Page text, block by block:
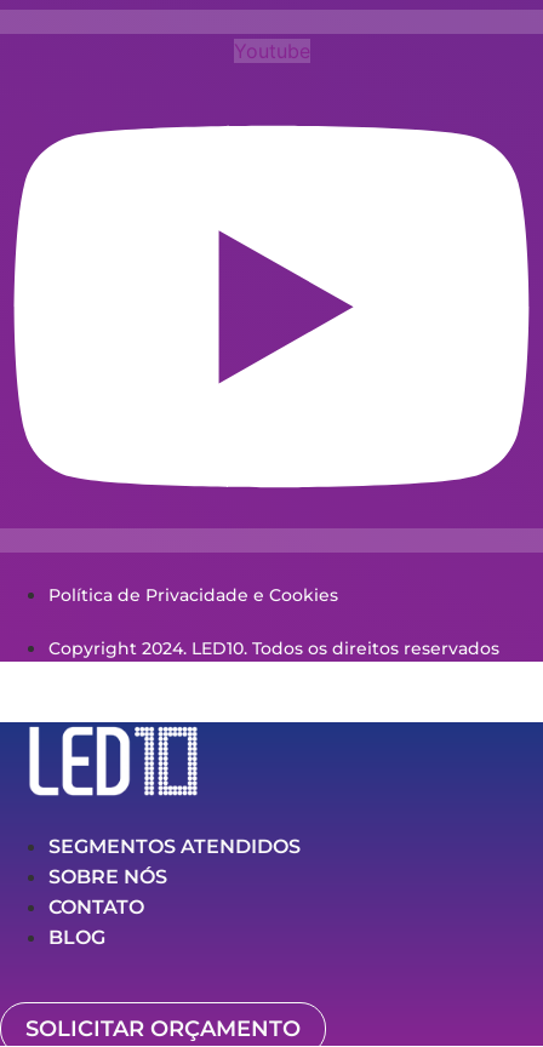
Youtube
Política de Privacidade e Cookies
Copyright 2024. LED10. Todos os direitos reservados
SEGMENTOS ATENDIDOS
SOBRE NÓS
CONTATO
BLOG
SOLICITAR ORÇAMENTO